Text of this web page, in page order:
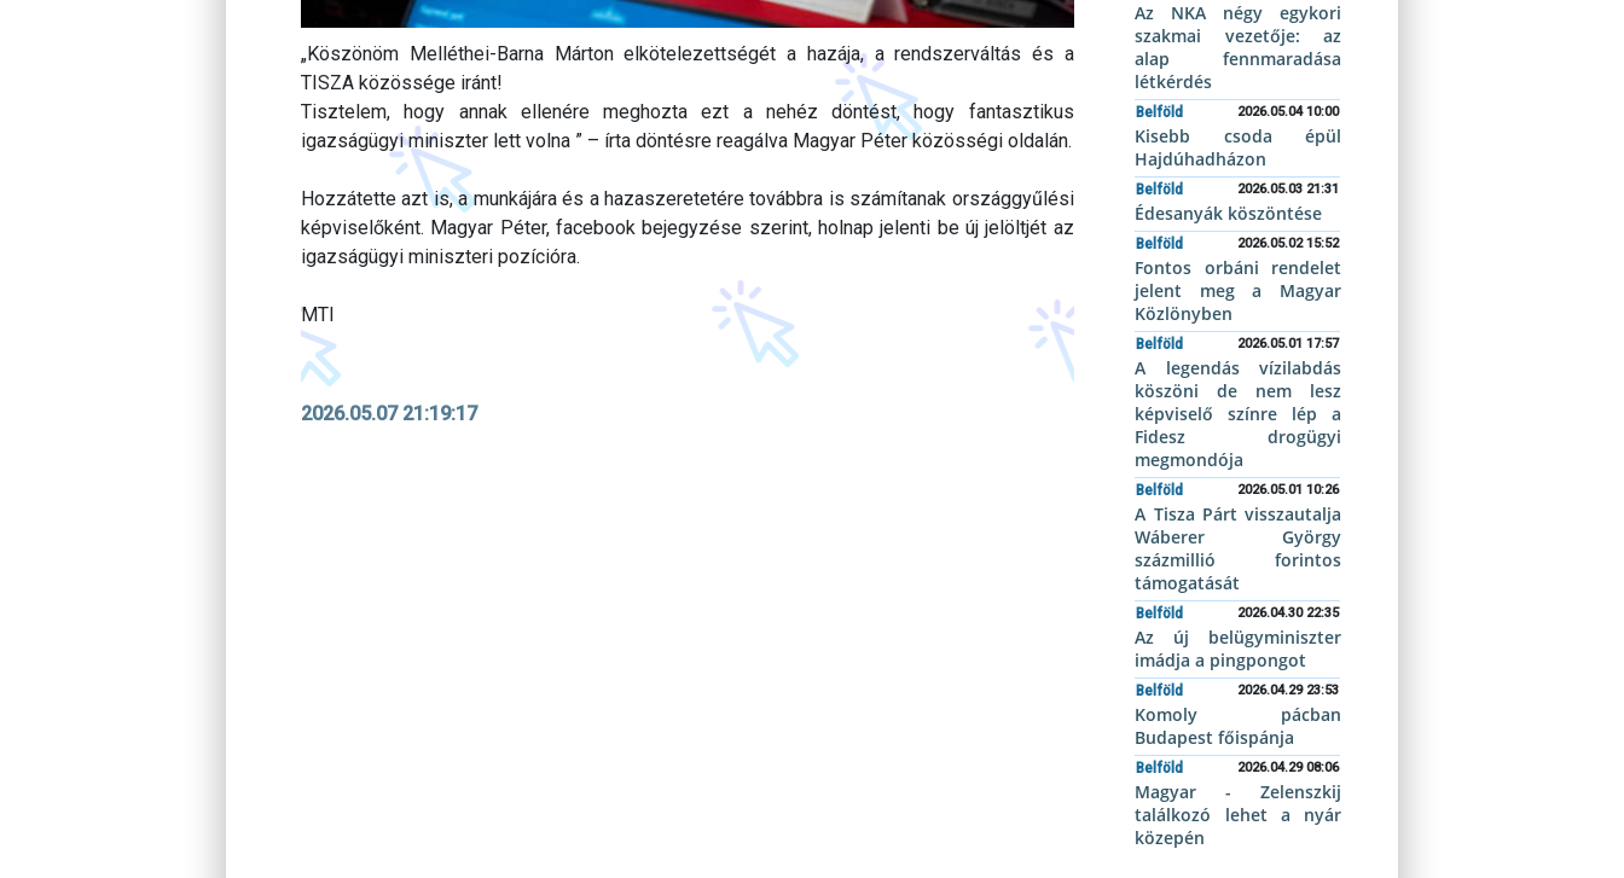
„Köszönöm Melléthei-Barna Márton elkötelezettségét a hazája, a rendszerváltás és a
TISZA közössége iránt!
Tisztelem, hogy annak ellenére meghozta ezt a nehéz döntést, hogy fantasztikus
igazságügyi miniszter lett volna ” – írta döntésre reagálva Magyar Péter közösségi oldalán.
Hozzátette azt is, a munkájára és a hazaszeretetére továbbra is számítanak országgyűlési
képviselőként. Magyar Péter, facebook bejegyzése szerint, holnap jelenti be új jelöltjét az
igazságügyi miniszteri pozícióra.
MTI
2026.05.07 21:19:17
Az NKA négy egykori
szakmai vezetője: az
alap fennmaradása
létkérdés
Belföld 2026.05.04 10:00
Kisebb csoda épül
Hajdúhadházon
Belföld 2026.05.03 21:31
Édesanyák köszöntése
Belföld 2026.05.02 15:52
Fontos orbáni rendelet
jelent meg a Magyar
Közlönyben
Belföld 2026.05.01 17:57
A legendás vízilabdás
köszöni de nem lesz
képviselő színre lép a
Fidesz drogügyi
megmondója
Belföld 2026.05.01 10:26
A Tisza Párt visszautalja
Wáberer György
százmillió forintos
támogatását
Belföld 2026.04.30 22:35
Az új belügyminiszter
imádja a pingpongot
Belföld 2026.04.29 23:53
Komoly pácban
Budapest főispánja
Belföld 2026.04.29 08:06
Magyar - Zelenszkij
találkozó lehet a nyár
közepén